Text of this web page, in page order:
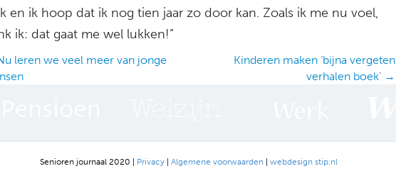
en ik hoop dat ik nog tien jaar zo door kan. Zoals ik me nu voel,
ik: dat gaat me wel lukken!”
leren we veel meer van jonge
Kinderen maken ‘bijna vergeten
verhalen boek’ →
Senioren journaal 2020 | Privacy | Algemene voorwaarden | webdesign stip.nl